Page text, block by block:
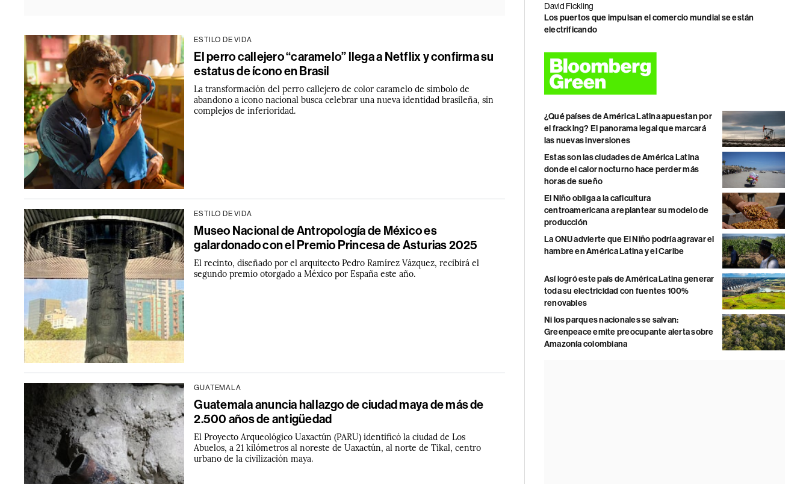
ESTILO DE VIDA
El perro callejero “caramelo” llega a Netflix y confirma su
estatus de ícono en Brasil
La transformación del perro callejero de color caramelo de símbolo de
abandono a icono nacional busca celebrar una nueva identidad brasileña, sin
complejos de inferioridad.
ESTILO DE VIDA
Museo Nacional de Antropología de México es
galardonado con el Premio Princesa de Asturias 2025
El recinto, diseñado por el arquitecto Pedro Ramírez Vázquez, recibirá el
segundo premio otorgado a México por España este año.
GUATEMALA
Guatemala anuncia hallazgo de ciudad maya de más de
2.500 años de antigüedad
El Proyecto Arqueológico Uaxactún (PARU) identificó la ciudad de Los
Abuelos, a 21 kilómetros al noreste de Uaxactún, al norte de Tikal, centro
urbano de la civilización maya.
David Fickling
Los puertos que impulsan el comercio mundial se están
electrificando
¿Qué países de América Latina apuestan por
el fracking? El panorama legal que marcará
las nuevas inversiones
Estas son las ciudades de América Latina
donde el calor nocturno hace perder más
horas de sueño
El Niño obliga a la caficultura
centroamericana a replantear su modelo de
producción
La ONU advierte que El Niño podría agravar el
hambre en América Latina y el Caribe
Así logró este país de América Latina generar
toda su electricidad con fuentes 100%
renovables
Ni los parques nacionales se salvan:
Greenpeace emite preocupante alerta sobre
Amazonía colombiana